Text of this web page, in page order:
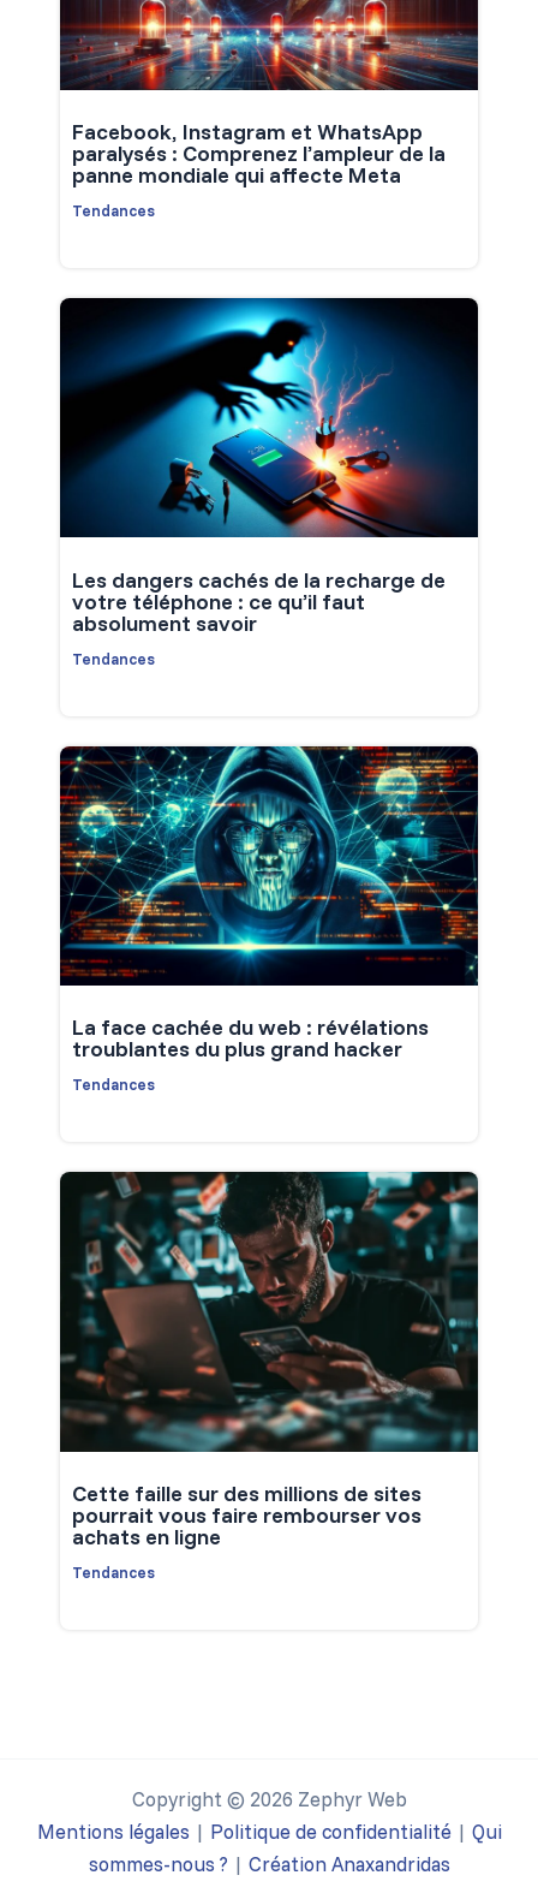
Facebook, Instagram et WhatsApp
paralysés : Comprenez l’ampleur de la
panne mondiale qui affecte Meta
Tendances
Les dangers cachés de la recharge de
votre téléphone : ce qu’il faut
absolument savoir
Tendances
La face cachée du web : révélations
troublantes du plus grand hacker
Tendances
Cette faille sur des millions de sites
pourrait vous faire rembourser vos
achats en ligne
Tendances
Copyright © 2026 Zephyr Web
Mentions légales | Politique de confidentialité| Qui
sommes-nous ? | Création Anaxandridas